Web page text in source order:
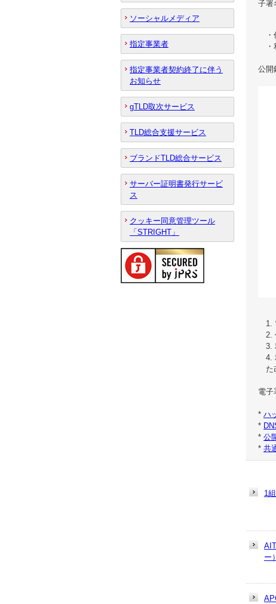
子署
公開
1.
2.
3.
4.
た
電子
* ハ
*
* 公
* 共
1
ー）
ソーシャルメディア
指定事業者
指定事業者契約終了に伴う
お知らせ
gTLD取次サービス
TLD総合支援サービス
ブランドTLD総合サービス
サーバー証明書発行サービ
ス
クッキー同意管理ツール
「STRIGHT」